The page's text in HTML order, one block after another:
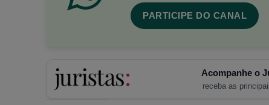
PARTICIPE DO CANAL
Acompanhe o
receba as